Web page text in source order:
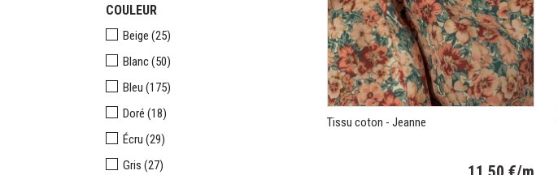
COULEUR
Beige (25)
Blanc(50)
Bleu (175)
Doré (18)
Écru (29)
Gris (27)
Tissu coton - Jeanne